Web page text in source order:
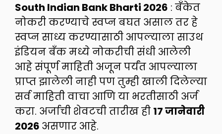
South Indian Bank Bharti 2026 : बँकेत
नोकरी करण्याचे स्वप्न बघत असाल तर हे
स्वप्न साध्य करण्यासाठी आपल्याला साउथ
इंडियन बँक मध्ये नोकरीची संधी आलेली
आहे संपूर्ण माहिती अजून पर्यंत आपल्याला
प्राप्त झालेली नाही पण तुम्ही खाली दिलेल्या
सर्व माहिती वाचा आणि या भरतीसाठी अर्ज
करा. अर्जाची शेवटची तारीख ही 17 जानेवारी
2026 असणार आहे.